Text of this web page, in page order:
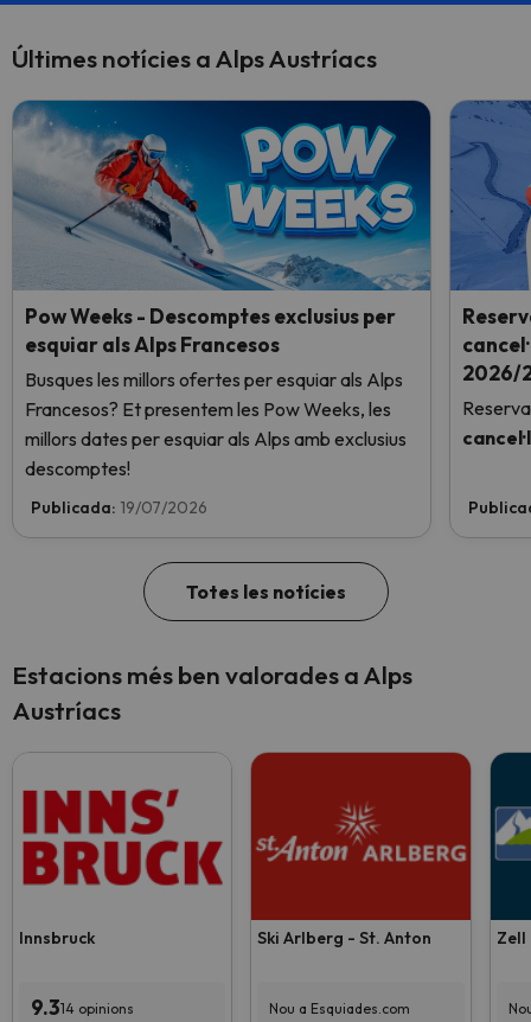
Últimes notícies a Alps Austríacs
Pow Weeks - Descomptes exclusius per
esquiar als Alps Francesos
Busques les millors ofertes per esquiar als Alps
Francesos? Et presentem les Pow Weeks, les
millors dates per esquiar als Alps amb exclusius
descomptes!
Publicada: 19/07/2026
2026/
Totes les notícies
Estacions més ben valorades a Alps
Austríacs
Innsbruck
9.314 opinions
Ski Arlberg - St. Anton
Nou a Esquiades.com
Zell